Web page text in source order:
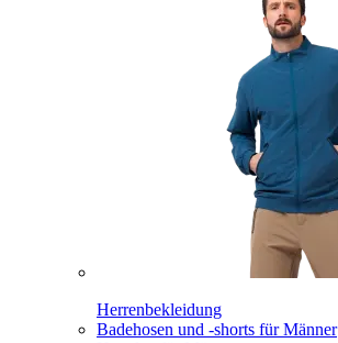
Herrenbekleidung
Badehosen und -shorts für Männer